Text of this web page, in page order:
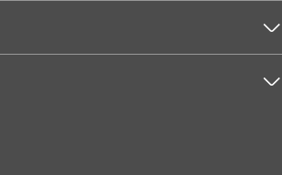
seta_baixo
seta_baixo